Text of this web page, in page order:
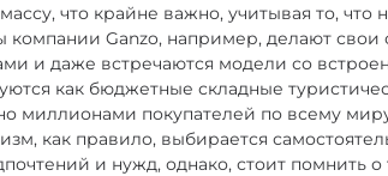
что крайне важно, учитывая то, что
Ganzo, например, делают свои
и даже встречаются модели со
как бюджетные складные
миллионами покупателей по всему
как правило, выбирается
и нужд, однако, стоит помнить о